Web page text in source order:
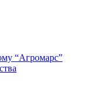
“Агромарс”